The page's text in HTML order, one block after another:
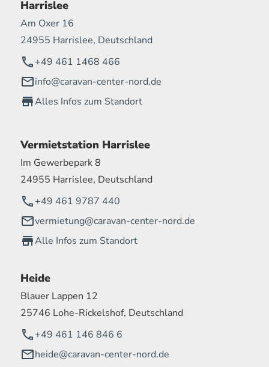
Harrislee
Am Oxer 16
24955 Harrislee, Deutschland
+49 461 1468 466
info@caravan-center-nord.de
Alles Infos zum Standort
Vermietstation Harrislee
Im Gewerbepark 8
24955 Harrislee, Deutschland
+49 461 9787 440
vermietung@caravan-center-nord.de
Alle Infos zum Standort
Heide
Blauer Lappen 12
25746 Lohe-Rickelshof, Deutschland
+49 461 146 846 6
heide@caravan-center-nord.de